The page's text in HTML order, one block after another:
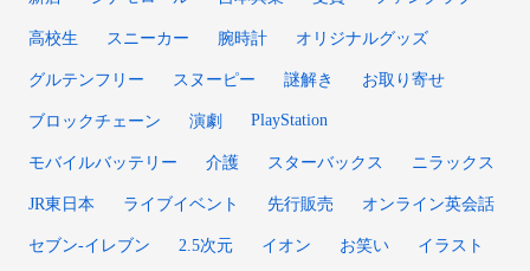
高校生 スニーカー 腕時計 オリジナルグッズ
グルテンフリー スヌーピー 謎解き お取り寄せ
ブロックチェーン 演劇 PlayStation
モバイルバッテリー 介護 スターバックス ニラックス
JR東日本 ライブイベント 先行販売 オンライン英会話
セブン-イレブン 2.5次元 イオン お笑い イラスト